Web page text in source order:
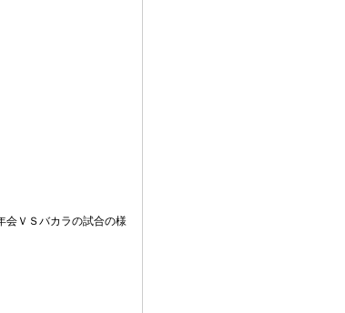
会ＶＳバカラの試合の様